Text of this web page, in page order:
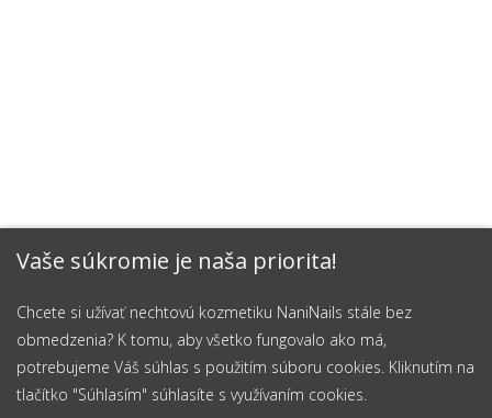
Vaše súkromie je naša priorita!
Chcete si užívať nechtovú kozmetiku NaniNails stále bez
obmedzenia? K tomu, aby všetko fungovalo ako má,
potrebujeme Váš súhlas s použitím súboru cookies. Kliknutím na
tlačítko "Súhlasím" súhlasíte s využívaním cookies.